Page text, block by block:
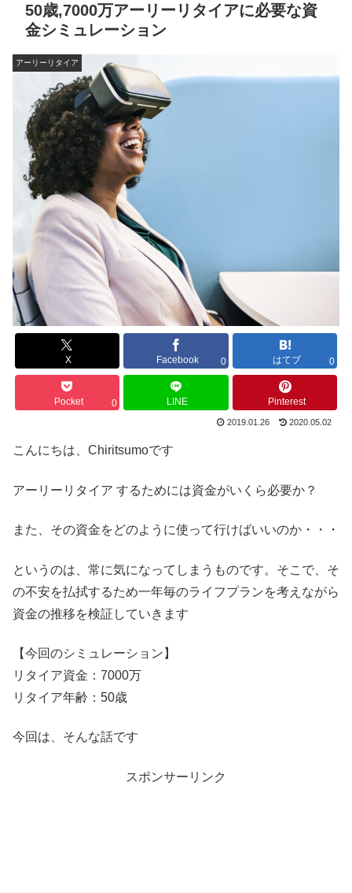
50歳,7000万アーリーリタイアに必要な資
金シミュレーション
アーリーリタイア
X Facebook 0 はてブ 0
Pocket 0 LINE Pinterest
2019.01.26 2020.05.02
こんにちは、Chiritsumoです
アーリーリタイア するためには資金がいくら必要か？
また、その資金をどのように使って行けばいいのか・・・
というのは、常に気になってしまうものです。そこで、そ
の不安を払拭するため一年毎のライフプランを考えながら
資金の推移を検証していきます
【今回のシミュレーション】
リタイア資金：7000万
リタイア年齢：50歳
今回は、そんな話です
スポンサーリンク